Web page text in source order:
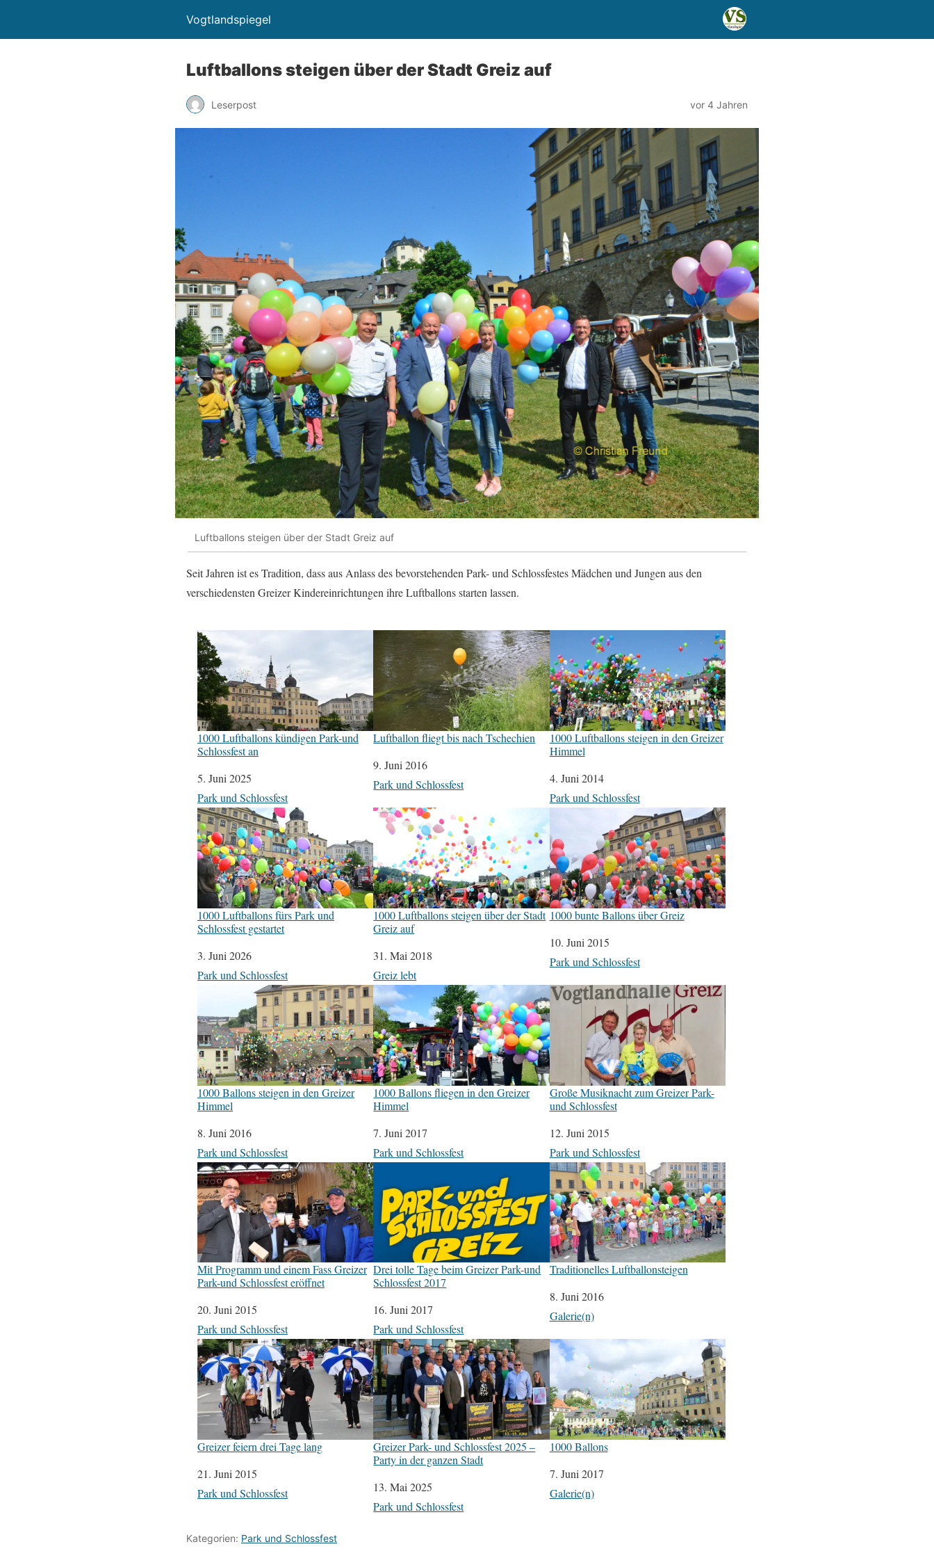
Vogtlandspiegel
Luftballons steigen über der Stadt Greiz auf
Leserpost vor 4 Jahren
Luftballons steigen über der Stadt Greiz auf
Seit Jahren ist es Tradition, dass aus Anlass des bevorstehenden Park- und Schlossfestes Mädchen und Jungen aus den
verschiedensten Greizer Kindereinrichtungen ihre Luftballons starten lassen.
1000 Luftballons kündigen Park-und
Schlossfest an
Datum
5. Juni 2025
In Bezug auf
Park und Schlossfest
Luftballon fliegt bis nach Tschechien
Datum
9. Juni 2016
In Bezug auf
Park und Schlossfest
1000 Luftballons steigen in den Greizer
Himmel
Datum
4. Juni 2014
In Bezug auf
Park und Schlossfest
1000 Luftballons fürs Park und
Schlossfest gestartet
Datum
3. Juni 2026
In Bezug auf
Park und Schlossfest
1000 Luftballons steigen über der Stadt
Greiz auf
Datum
31. Mai 2018
In Bezug auf
Greiz lebt
1000 bunte Ballons über Greiz
Datum
10. Juni 2015
In Bezug auf
Park und Schlossfest
1000 Ballons steigen in den Greizer
Himmel
Datum
8. Juni 2016
In Bezug auf
Park und Schlossfest
1000 Ballons fliegen in den Greizer
Himmel
Datum
7. Juni 2017
In Bezug auf
Park und Schlossfest
Große Musiknacht zum Greizer Park-
und Schlossfest
Datum
12. Juni 2015
In Bezug auf
Park und Schlossfest
Mit Programm und einem Fass Greizer
Park-und Schlossfest eröffnet
Datum
20. Juni 2015
In Bezug auf
Park und Schlossfest
Drei tolle Tage beim Greizer Park-und
Schlossfest 2017
Datum
16. Juni 2017
In Bezug auf
Park und Schlossfest
Traditionelles Luftballonsteigen
Datum
8. Juni 2016
In Bezug auf
Galerie(n)
Greizer feiern drei Tage lang
Datum
21. Juni 2015
In Bezug auf
Park und Schlossfest
Greizer Park- und Schlossfest 2025 –
Party in der ganzen Stadt
Datum
13. Mai 2025
In Bezug auf
Park und Schlossfest
1000 Ballons
Datum
7. Juni 2017
In Bezug auf
Galerie(n)
Kategorien: Park und Schlossfest